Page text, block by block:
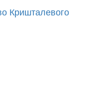
Кришталевого